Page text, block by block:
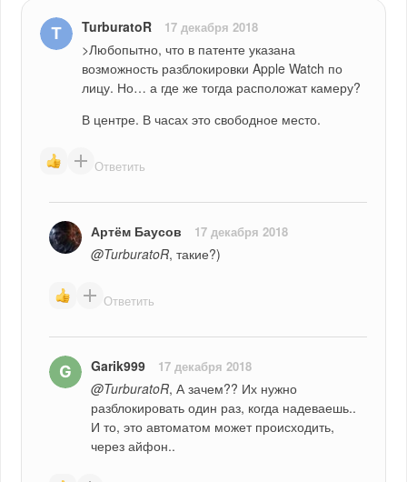
TurburatoR 17 декабря 2018
>Любопытно, что в патенте указана
возможность разблокировки Apple Watch по
лицу. Но… а где же тогда расположат камеру?
В центре. В часах это свободное место.
Ответить
Артём Баусов 17 декабря 2018
@TurburatoR, такие?)
Ответить
Garik999 17 декабря 2018
@TurburatoR, А зачем?? Их нужно
разблокировать один раз, когда надеваешь..
И то, это автоматом может происходить,
через айфон..